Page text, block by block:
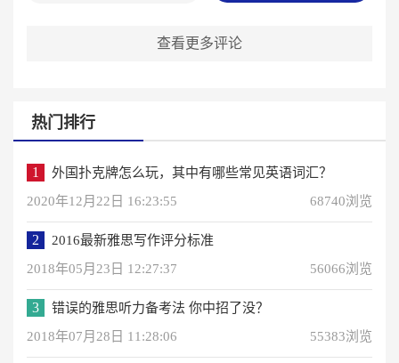
查看更多评论
热门排行
1
外国扑克牌怎么玩，其中有哪些常见英语词汇？
2020年12月22日 16:23:55
68740浏览
2
2016最新雅思写作评分标准
2018年05月23日 12:27:37
56066浏览
3
错误的雅思听力备考法 你中招了没？
2018年07月28日 11:28:06
55383浏览